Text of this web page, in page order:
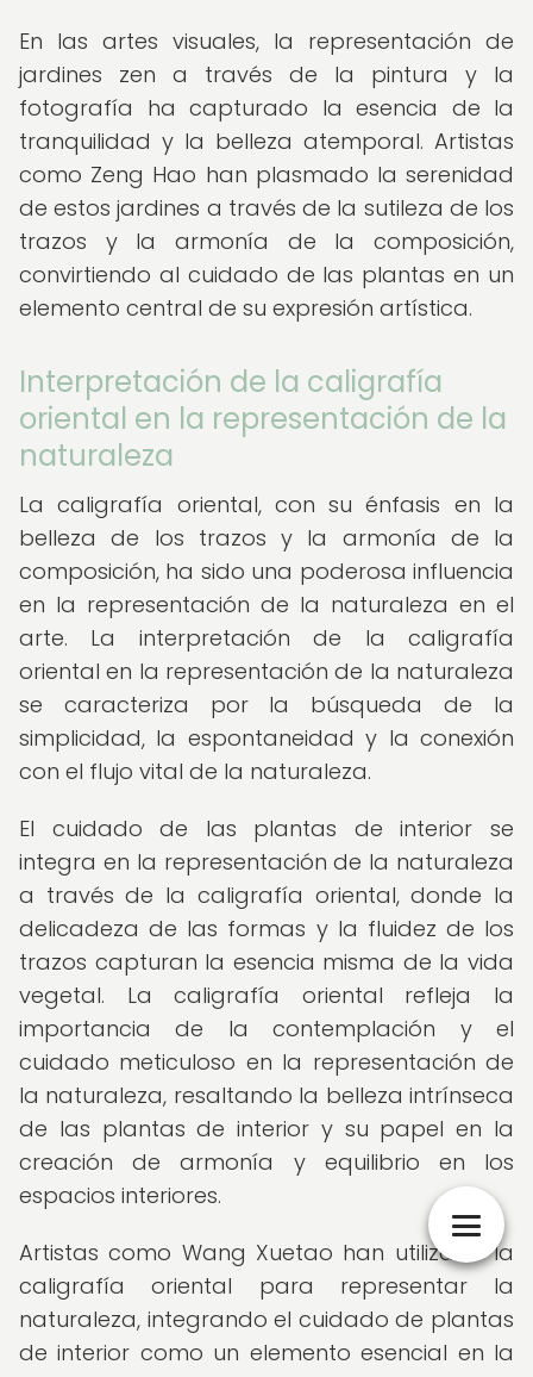
En las artes visuales, la representación de
jardines zen a través de la pintura y la
fotografía ha capturado la esencia de la
tranquilidad y la belleza atemporal. Artistas
como Zeng Hao han plasmado la serenidad
de estos jardines a través de la sutileza de los
trazos y la armonía de la composición,
convirtiendo al cuidado de las plantas en un
elemento central de su expresión artística.
Interpretación de la caligrafía
oriental en la representación de la
naturaleza
La caligrafía oriental, con su énfasis en la
belleza de los trazos y la armonía de la
composición, ha sido una poderosa influencia
en la representación de la naturaleza en el
arte. La interpretación de la caligrafía
oriental en la representación de la naturaleza
se caracteriza por la búsqueda de la
simplicidad, la espontaneidad y la conexión
con el flujo vital de la naturaleza.
El cuidado de las plantas de interior se
integra en la representación de la naturaleza
a través de la caligrafía oriental, donde la
delicadeza de las formas y la fluidez de los
trazos capturan la esencia misma de la vida
vegetal. La caligrafía oriental refleja la
importancia de la contemplación y el
cuidado meticuloso en la representación de
la naturaleza, resaltando la belleza intrínseca
de las plantas de interior y su papel en la
creación de armonía y equilibrio en los
espacios interiores.
Artistas como Wang Xuetao han utilizado la
caligrafía oriental para representar la
naturaleza, integrando el cuidado de plantas
de interior como un elemento esencial en la